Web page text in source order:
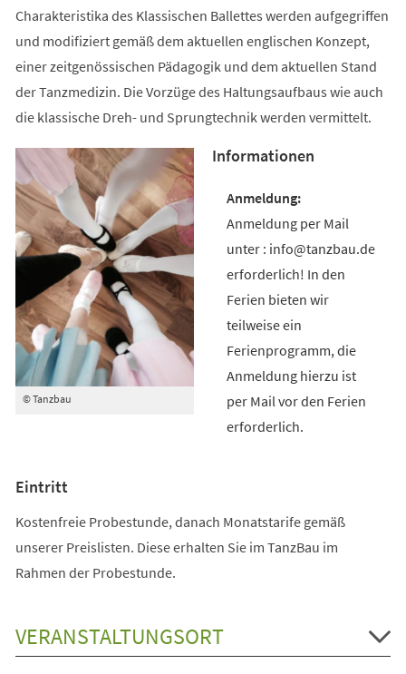
Charakteristika des Klassischen Ballettes werden aufgegriffen
und modifiziert gemäß dem aktuellen englischen Konzept,
einer zeitgenössischen Pädagogik und dem aktuellen Stand
der Tanzmedizin. Die Vorzüge des Haltungsaufbaus wie auch
die klassische Dreh- und Sprungtechnik werden vermittelt.
© Tanzbau
Informationen
Anmeldung per Mail
unter : info@tanzbau.de
erforderlich! In den
Ferien bieten wir
teilweise ein
Ferienprogramm, die
Anmeldung hierzu ist
per Mail vor den Ferien
erforderlich.
Eintritt
Kostenfreie Probestunde, danach Monatstarife gemäß
unserer Preislisten. Diese erhalten Sie im TanzBau im
Rahmen der Probestunde.
VERANSTALTUNGSORT